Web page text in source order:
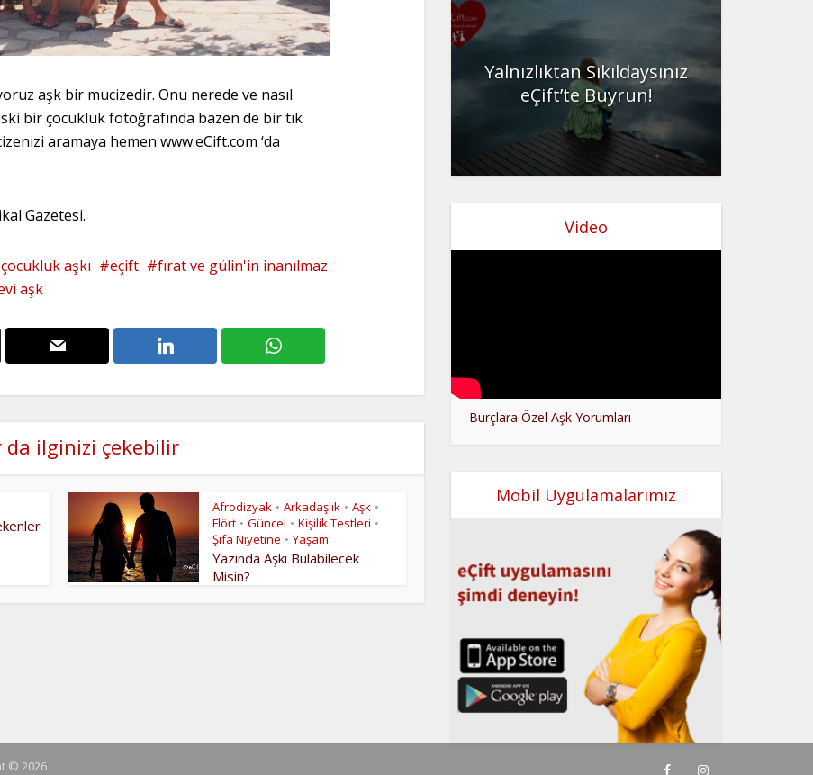
aşk bir mucizedir. Onu nerede ve nasıl
bir çocukluk fotoğrafında bazen de bir tık
aramaya hemen www.eCift.com ‘da
Gazetesi.
çocukluk aşkı eçift
fırat ve gülin'in inanılmaz
aşk
da ilginizi çekebilir
Afrodizyak • Arkadaşlık • Aşk •
Flört • Güncel • Kişilik Testleri •
Şifa Niyetine • Yaşam
Yazında Aşkı Bulabilecek
Misin?
Yalnızlıktan Sıkıldaysınız
eÇift’te Buyrun!
Video
Burçlara Özel Aşk Yorumları
Mobil Uygulamalarımız
© 2026